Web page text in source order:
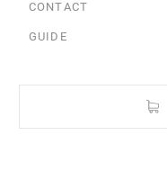
CONTACT
GUIDE